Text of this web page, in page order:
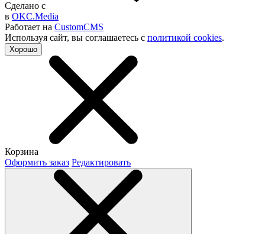
Сделано с
в OKC.Media
Работает на CustomCMS
Используя сайт, вы согла­шаетесь с политикой cookies.
Хорошо
Корзина
Оформить заказ Редактировать